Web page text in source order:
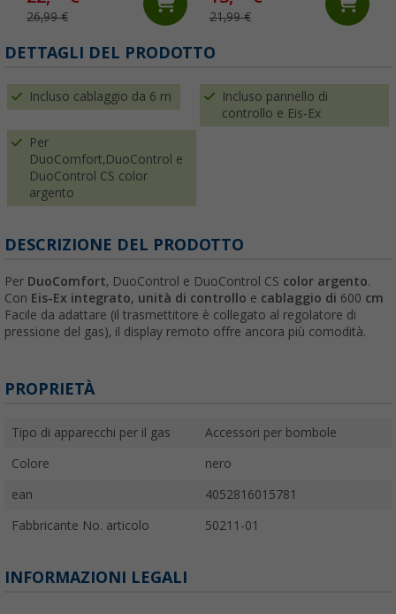
26,99 € 21,99 €
DETTAGLI DEL PRODOTTO
Incluso cablaggio da 6 m
Incluso pannello di
controllo e Eis-Ex
Per
DuoComfort,DuoControl e
DuoControl CS color
argento
DESCRIZIONE DEL PRODOTTO
Per DuoComfort, DuoControl e DuoControl CS color argento.
Con Eis-Ex integrato, unità di controllo e cablaggio di 600 cm
Facile da adattare (il trasmettitore è collegato al regolatore di
pressione del gas), il display remoto offre ancora più comodità.
PROPRIETÀ
Tipo di apparecchi per il gas Accessori per bombole
Colore nero
ean 4052816015781
Fabbricante No. articolo 50211-01
INFORMAZIONI LEGALI